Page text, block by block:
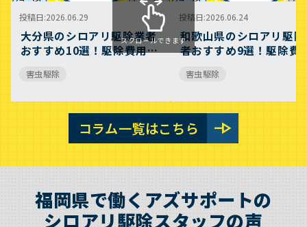
投稿日 2026.06.29
大分県のシロアリ駆除業者
おすすめ10選！駆除費用相
トについても解説
害虫駆除
投稿日 2026.06.24
和歌山県のシロアリ駆
者おすすめ9選！駆除費
ントについても解説
害虫駆除
スクロールできます
コラム一覧はこちら line_end_arrow
福岡県で働くアズサポートの
シロアリ駆除スタッフの声